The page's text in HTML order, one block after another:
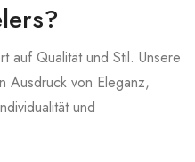
auf Qualität und Stil. Unsere
Ausdruck von Eleganz,
und